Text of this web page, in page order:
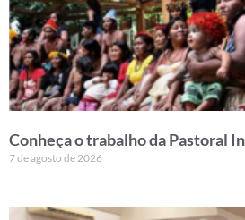
Conheça o trabalho da Pastoral
7 de agosto de 2026